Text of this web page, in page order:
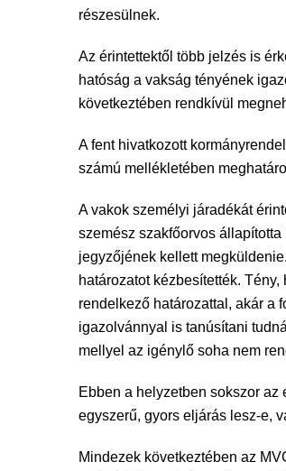
részesülnek.
Az érintettektől több jelzés is
hatóság a vakság tényének
következtében rendkívül
A fent hivatkozott
számú mellékletében
A vakok személyi járadékát
szemész szakfőorvos
jegyzőjének kellett
határozatot kézbesítették.
rendelkező határozattal, akár a
igazolvánnyal is tanúsítani
mellyel az igénylő soha nem
Ebben a helyzetben sokszor
egyszerű, gyors eljárás lesz-e,
Mindezek következtében az